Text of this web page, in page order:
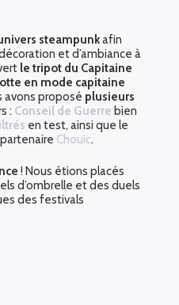
steampunkafin
et d’ambiance à
le tripot du Capitaine
en mode capitaine
avons proposé plusieurs
: Conseil de Guerre bien
en test, ainsi que le
Chouic.
! Nous étions placés
d’ombrelle et des duels
des festivals